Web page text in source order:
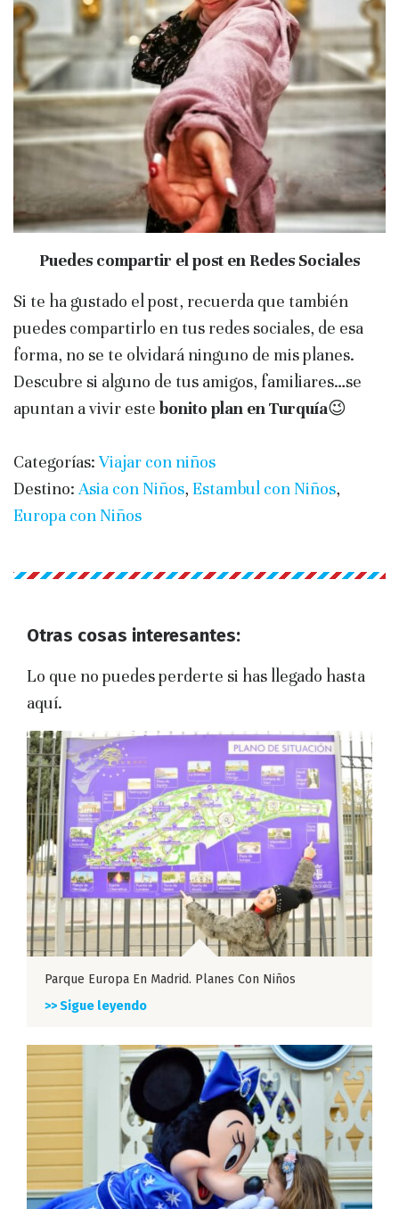
Puedes compartir el post en Redes Sociales
Si te ha gustado el post, recuerda que también
puedes compartirlo en tus redes sociales, de esa
forma, no se te olvidará ninguno de mis planes.
Descubre si alguno de tus amigos, familiares…se
apuntan a vivir este bonito plan en Turquía😉
Categorías: Viajar con niños
Destino: Asia con Niños, Estambul con Niños,
Europa con Niños
Otras cosas interesantes:
Lo que no puedes perderte si has llegado hasta
aquí.
Parque Europa En Madrid. Planes Con Niños
>> Sigue leyendo